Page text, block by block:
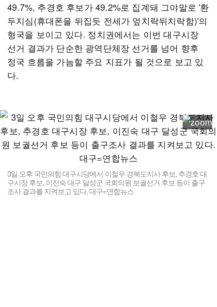
49.7%, 추경호 후보가 49.2%로 집계돼 그야말로 '환
두지심(휴대폰을 뒤집듯 전세가 엎치락뒤치락함)'의
형국을 보이고 있다. 정치권에서는 이번 대구시장
선거 결과가 단순한 광역단체장 선거를 넘어 향후
정국 흐름을 가늠할 주요 지표가 될 것으로 보고 있
다.
3일 오후 국민의힘 대구시당에서 이철우 경북도지사 후보, 추경호 대
구시장 후보, 이진숙 대구 달성군 국회의원 보궐선거 후보 등이 출구
조사 결과를 지켜보고 있다. 대구=연합뉴스